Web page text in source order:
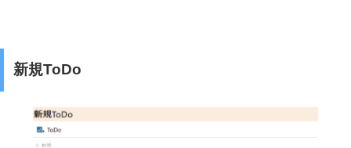
新規ToDo